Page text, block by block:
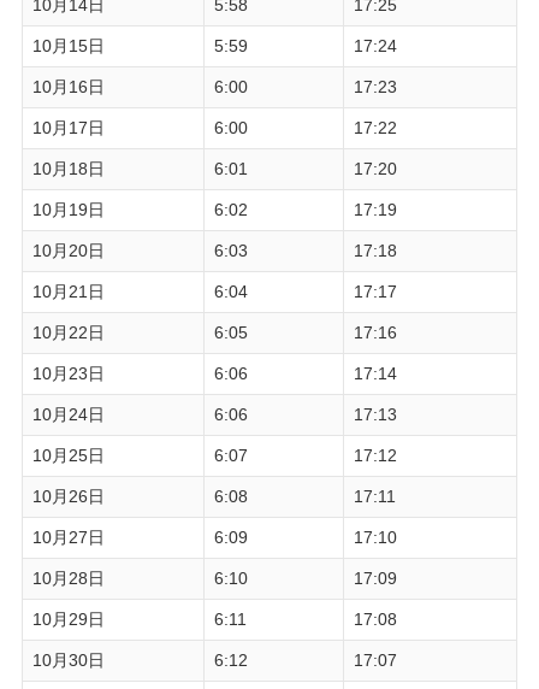
10月14日 5:58 17:25
10月15日 5:59 17:24
10月16日 6:00 17:23
10月17日 6:00 17:22
10月18日 6:01 17:20
10月19日 6:02 17:19
10月20日 6:03 17:18
10月21日 6:04 17:17
10月22日 6:05 17:16
10月23日 6:06 17:14
10月24日 6:06 17:13
10月25日 6:07 17:12
10月26日 6:08 17:11
10月27日 6:09 17:10
10月28日 6:10 17:09
10月29日 6:11 17:08
10月30日 6:12 17:07